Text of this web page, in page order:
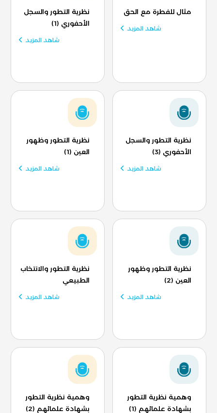
مثال للفطرة مع الحق
شاهد المزيد
نظرية التطور والسجل
الأحفوري (1)
شاهد المزيد
نظرية التطور والسجل
الأحفوري (3)
شاهد المزيد
نظرية التطور وظهور
العين (1)
شاهد المزيد
نظرية التطور وظهور
العين (2)
شاهد المزيد
نظرية التطور والانتخاب
الطبيعي
شاهد المزيد
وهمية نظرية التطور
بشهادة علمائهم (1)
وهمية نظرية التطور
بشهادة علمائهم (2)